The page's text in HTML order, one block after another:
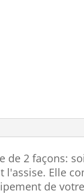
2 façons:
Elle
de